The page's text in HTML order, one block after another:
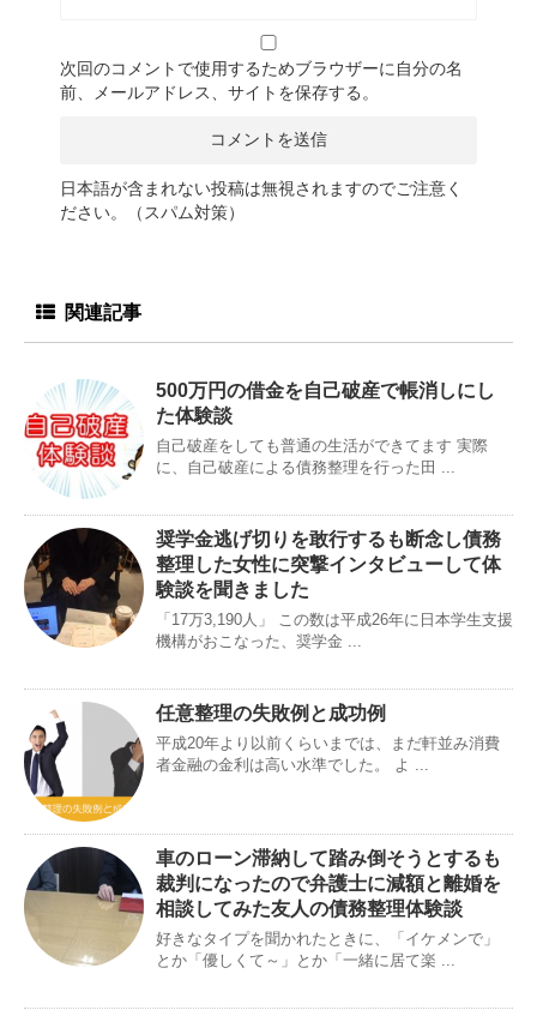
次回のコメントで使用するためブラウザーに自分の名
前、メールアドレス、サイトを保存する。
日本語が含まれない投稿は無視されますのでご注意く
ださい。（スパム対策）
関連記事
500万円の借金を自己破産で帳消しにし
た体験談
自己破産をしても普通の生活ができてます 実際
に、自己破産による債務整理を行った田 ...
奨学金逃げ切りを敢行するも断念し債務
整理した女性に突撃インタビューして体
験談を聞きました
「17万3,190人」 この数は平成26年に日本学生支援
機構がおこなった、奨学金 ...
任意整理の失敗例と成功例
平成20年より以前くらいまでは、まだ軒並み消費
者金融の金利は高い水準でした。 よ ...
車のローン滞納して踏み倒そうとするも
裁判になったので弁護士に減額と離婚を
相談してみた友人の債務整理体験談
好きなタイプを聞かれたときに、「イケメンで」
とか「優しくて～」とか「一緒に居て楽 ...